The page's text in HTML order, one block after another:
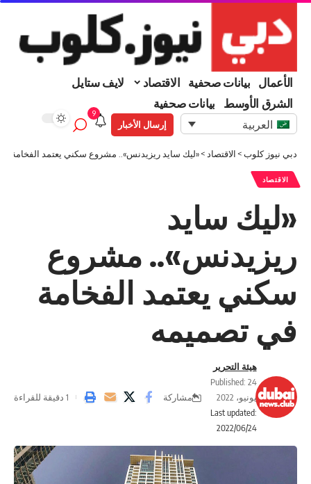
الأعمال بيانات صحفية الاقتصاد
لايف ستايل
الشرق الأوسط
بيانات صحفية
العربية إرسال الأخبار
9
دبي نيوز كلوب> الاقتصاد >«ليك سايد ريزيدنس».. مشروع سكني يعتمد الفخامة
الاقتصاد
«ليك سايد
ريزيدنس».. مشروع
سكني يعتمد الفخامة
في تصميمه
Last updated:
2022/06/24
هيئة التحرير
Published: 24
يونيو، 2022
مشاركة 1 دقيقة للقراءة